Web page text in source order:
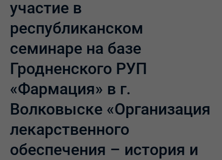
участие в
республиканском
семинаре на базе
Гродненского РУП
«Фармация» в г.
Волковыске «Организация
лекарственного
обеспечения – история и